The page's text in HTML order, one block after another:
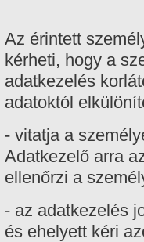
Az érintett
kérheti, hogy a
adatkezelés
adatoktól
- vitatja a
Adatkezelő arra
ellenőrzi a
- az adatkezelés
és ehelyett kéri